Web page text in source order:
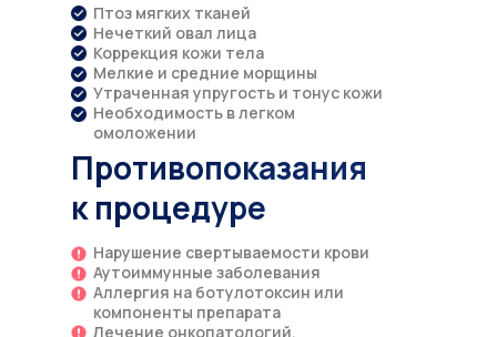
Птоз мягких тканей
Нечеткий овал лица
Коррекция кожи тела
Мелкие и средние морщины
Утраченная упругость и тонус кожи
Необходимость в легком
омоложении
Противопоказания
к процедуре
Нарушение свертываемости крови
Аутоиммунные заболевания
Аллергия на ботулотоксин или
компоненты препарата
Лечение онкопатологий,